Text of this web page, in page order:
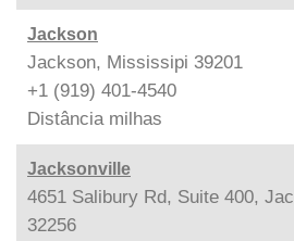
Jackson
Jackson, Mississipi 39201
+1 (919) 401-4540
Distância milhas
Jacksonville
4651 Salibury Rd, Suite 400,
32256